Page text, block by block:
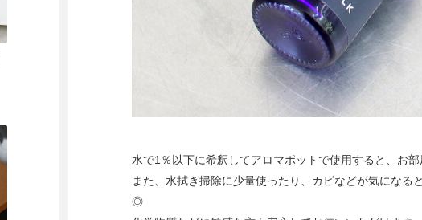
水で1％以下に希釈してアロマポットで使用すると、お
また、水拭き掃除に少量使ったり、カビなどが気になる
◎